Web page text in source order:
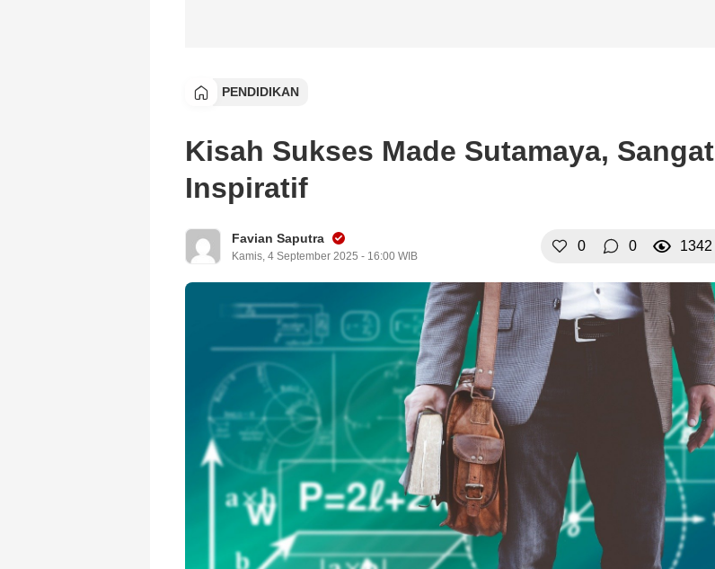
PENDIDIKAN
Kisah Sukses Made Sutamaya, Sangat
Inspiratif
Favian Saputra
Kamis, 4 September 2025 - 16:00 WIB
0 0 1342